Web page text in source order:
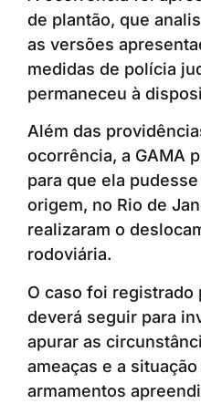
de plantão, que
as versões
medidas de polícia
permaneceu à
Além das
ocorrência, a GAMA
para que ela
origem, no Rio de
realizaram o
rodoviária.
O caso foi registrado
deverá seguir para
apurar as
ameaças e a
armamentos